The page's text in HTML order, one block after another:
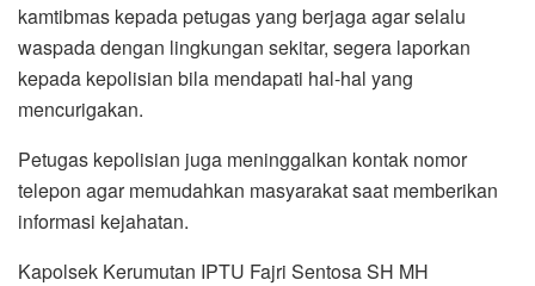
kamtibmas kepada petugas yang berjaga agar selalu
waspada dengan lingkungan sekitar, segera laporkan
kepada kepolisian bila mendapati hal-hal yang
mencurigakan.
Petugas kepolisian juga meninggalkan kontak nomor
telepon agar memudahkan masyarakat saat memberikan
informasi kejahatan.
Kapolsek Kerumutan IPTU Fajri Sentosa SH MH